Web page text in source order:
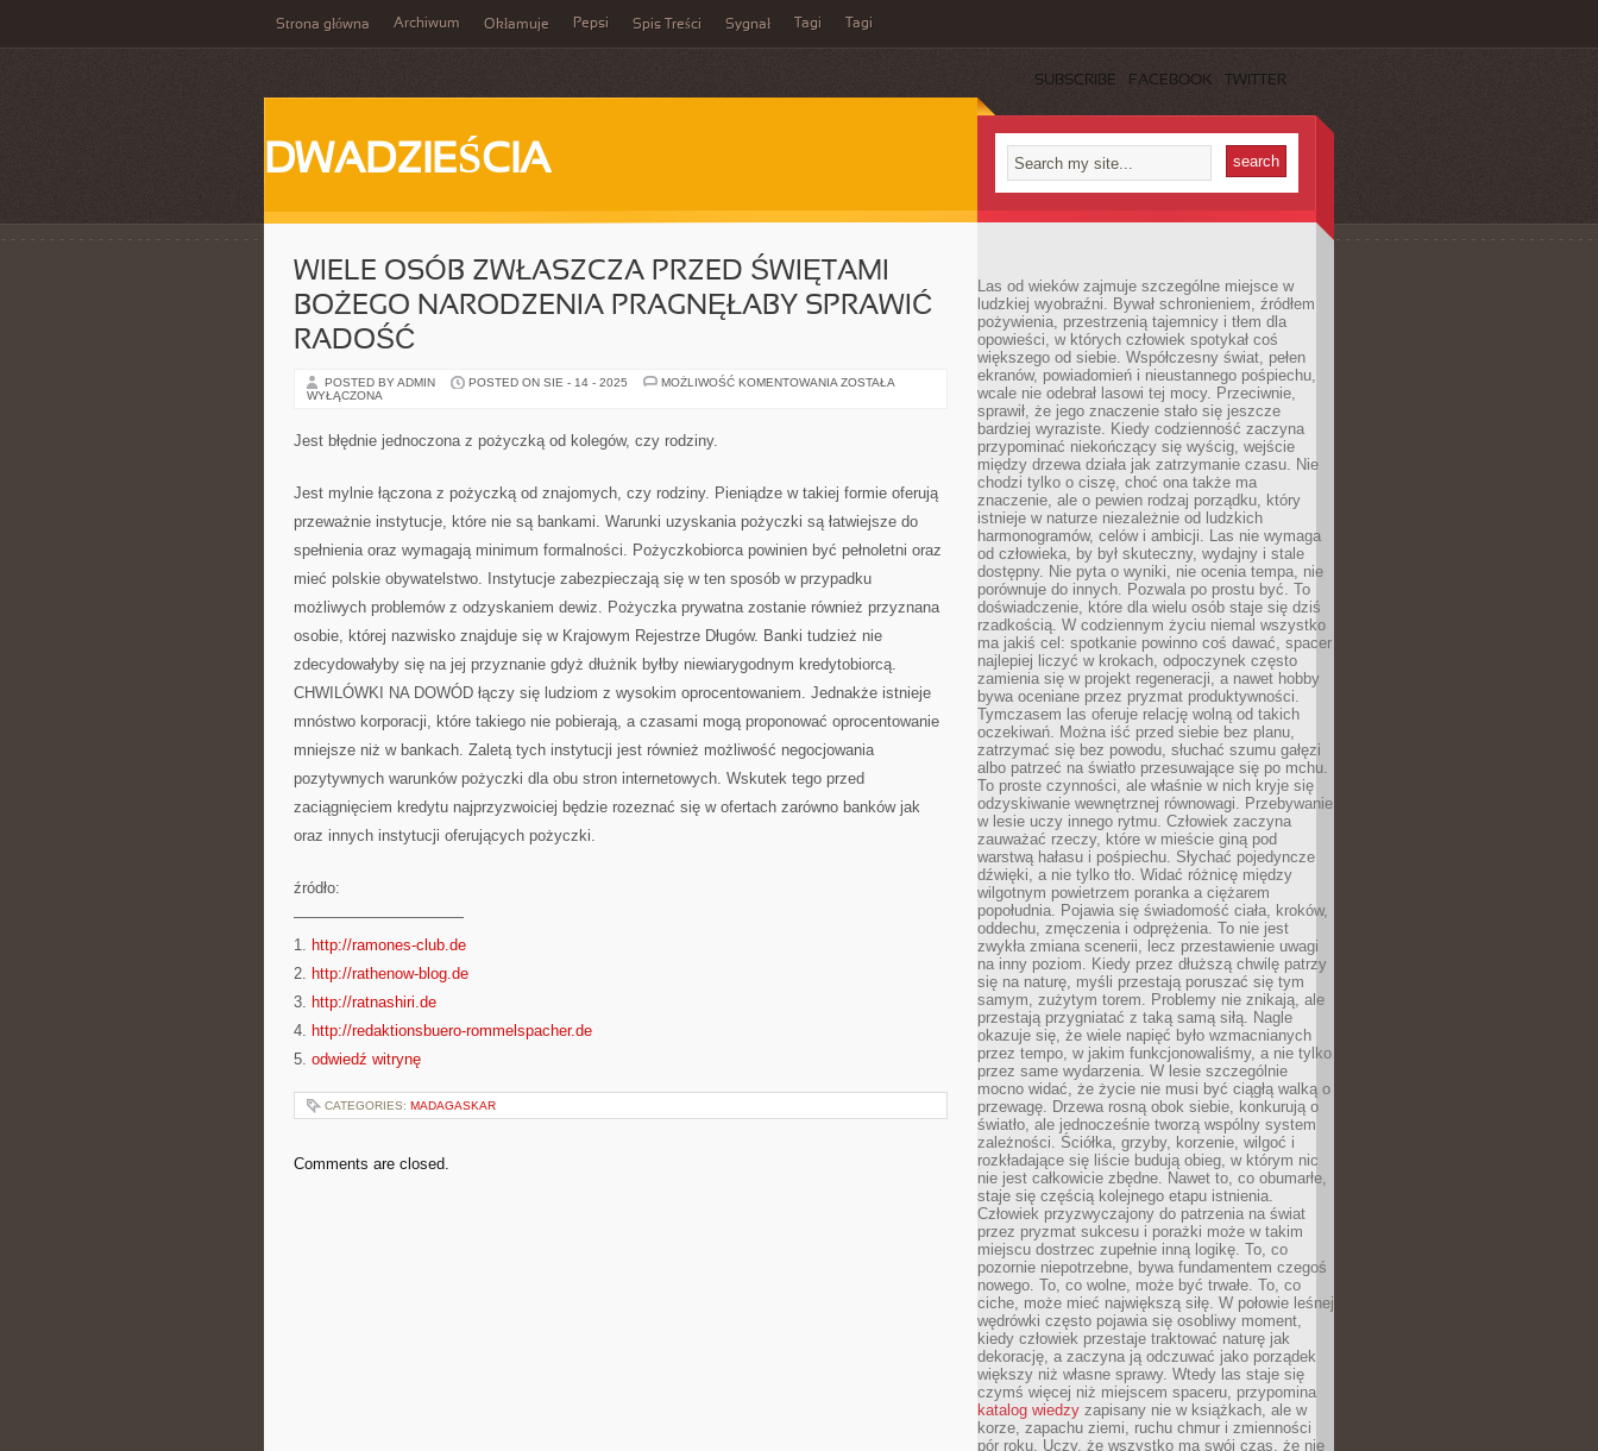
Strona główna Archiwum Okłamuje Pepsi Spis Treści Sygnał Tagi Tagi
SUBSCRIBE FACEBOOK TWITTER
DWADZIEŚCIA
WIELE OSÓB ZWŁASZCZA PRZED ŚWIĘTAMI
BOŻEGO NARODZENIA PRAGNĘŁABY SPRAWIĆ
RADOŚĆ
POSTED BY ADMIN POSTED ON SIE - 14 - 2025 MOŻLIWOŚĆ KOMENTOWANIA WIELE
SPRAWIĆ
RADOŚĆ
ZOSTAŁA
WYŁĄCZONA
Jest błędnie jednoczona z pożyczką od kolegów, czy rodziny.
Jest mylnie łączona z pożyczką od znajomych, czy rodziny. Pieniądze w takiej formie oferują
przeważnie instytucje, które nie są bankami. Warunki uzyskania pożyczki są łatwiejsze do
spełnienia oraz wymagają minimum formalności. Pożyczkobiorca powinien być pełnoletni oraz
mieć polskie obywatelstwo. Instytucje zabezpieczają się w ten sposób w przypadku
możliwych problemów z odzyskaniem dewiz. Pożyczka prywatna zostanie również przyznana
osobie, której nazwisko znajduje się w Krajowym Rejestrze Długów. Banki tudzież nie
zdecydowałyby się na jej przyznanie gdyż dłużnik byłby niewiarygodnym kredytobiorcą.
CHWILÓWKI NA DOWÓD łączy się ludziom z wysokim oprocentowaniem. Jednakże istnieje
mnóstwo korporacji, które takiego nie pobierają, a czasami mogą proponować oprocentowanie
mniejsze niż w bankach. Zaletą tych instytucji jest również możliwość negocjowania
pozytywnych warunków pożyczki dla obu stron internetowych. Wskutek tego przed
zaciągnięciem kredytu najprzyzwoiciej będzie rozeznać się w ofertach zarówno banków jak
oraz innych instytucji oferujących pożyczki.
źródło:
———————————
1. http://ramones-club.de
2. http://rathenow-blog.de
3. http://ratnashiri.de
4. http://redaktionsbuero-rommelspacher.de
5. odwiedź witrynę
CATEGORIES: MADAGASKAR
Comments are closed.
Las od wieków zajmuje szczególne miejsce w
ludzkiej wyobraźni. Bywał schronieniem, źródłem
pożywienia, przestrzenią tajemnicy i tłem dla
opowieści, w których człowiek spotykał coś
większego od siebie. Współczesny świat, pełen
ekranów, powiadomień i nieustannego pośpiechu,
wcale nie odebrał lasowi tej mocy. Przeciwnie,
sprawił, że jego znaczenie stało się jeszcze
bardziej wyraziste. Kiedy codzienność zaczyna
przypominać niekończący się wyścig, wejście
między drzewa działa jak zatrzymanie czasu. Nie
chodzi tylko o ciszę, choć ona także ma
znaczenie, ale o pewien rodzaj porządku, który
istnieje w naturze niezależnie od ludzkich
harmonogramów, celów i ambicji. Las nie wymaga
od człowieka, by był skuteczny, wydajny i stale
dostępny. Nie pyta o wyniki, nie ocenia tempa, nie
porównuje do innych. Pozwala po prostu być. To
doświadczenie, które dla wielu osób staje się dziś
rzadkością. W codziennym życiu niemal wszystko
ma jakiś cel: spotkanie powinno coś dawać, spacer
najlepiej liczyć w krokach, odpoczynek często
zamienia się w projekt regeneracji, a nawet hobby
bywa oceniane przez pryzmat produktywności.
Tymczasem las oferuje relację wolną od takich
oczekiwań. Można iść przed siebie bez planu,
zatrzymać się bez powodu, słuchać szumu gałęzi
albo patrzeć na światło przesuwające się po mchu.
To proste czynności, ale właśnie w nich kryje się
odzyskiwanie wewnętrznej równowagi. Przebywanie
w lesie uczy innego rytmu. Człowiek zaczyna
zauważać rzeczy, które w mieście giną pod
warstwą hałasu i pośpiechu. Słychać pojedyncze
dźwięki, a nie tylko tło. Widać różnicę między
wilgotnym powietrzem poranka a ciężarem
popołudnia. Pojawia się świadomość ciała, kroków,
oddechu, zmęczenia i odprężenia. To nie jest
zwykła zmiana scenerii, lecz przestawienie uwagi
na inny poziom. Kiedy przez dłuższą chwilę patrzy
się na naturę, myśli przestają poruszać się tym
samym, zużytym torem. Problemy nie znikają, ale
przestają przygniatać z taką samą siłą. Nagle
okazuje się, że wiele napięć było wzmacnianych
przez tempo, w jakim funkcjonowaliśmy, a nie tylko
przez same wydarzenia. W lesie szczególnie
mocno widać, że życie nie musi być ciągłą walką o
przewagę. Drzewa rosną obok siebie, konkurują o
światło, ale jednocześnie tworzą wspólny system
zależności. Ściółka, grzyby, korzenie, wilgoć i
rozkładające się liście budują obieg, w którym nic
nie jest całkowicie zbędne. Nawet to, co obumarłe,
staje się częścią kolejnego etapu istnienia.
Człowiek przyzwyczajony do patrzenia na świat
przez pryzmat sukcesu i porażki może w takim
miejscu dostrzec zupełnie inną logikę. To, co
pozornie niepotrzebne, bywa fundamentem czegoś
nowego. To, co wolne, może być trwałe. To, co
ciche, może mieć największą siłę. W połowie leśnej
wędrówki często pojawia się osobliwy moment,
kiedy człowiek przestaje traktować naturę jak
dekorację, a zaczyna ją odczuwać jako porządek
większy niż własne sprawy. Wtedy las staje się
czymś więcej niż miejscem spaceru, przypomina
katalog wiedzy zapisany nie w książkach, ale w
korze, zapachu ziemi, ruchu chmur i zmienności
pór roku. Uczy, że wszystko ma swój czas, że nie